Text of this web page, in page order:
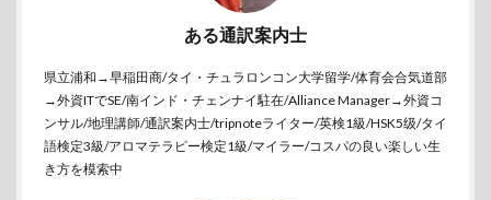
ある通訳案内士
県立浦和→早稲田商/タイ・チュラロンコン大学留学/体育会合気道部
→外資ITでSE/南インド・チェンナイ駐在/Alliance Manager→外資コ
ンサル/地理講師/通訳案内士/tripnoteライター/英検1級/HSK5级/タイ
語検定3級/アロマテラピー検定1級/マイラー/コスパの良い楽しい生
き方を模索中